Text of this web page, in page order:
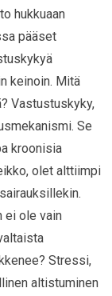
hukkuaan
pääset
keinoin. Mitä
Vastustuskyky,
Se
kroonisia
olet alttiimpi
ei ole vain
Stressi,
altistuminen